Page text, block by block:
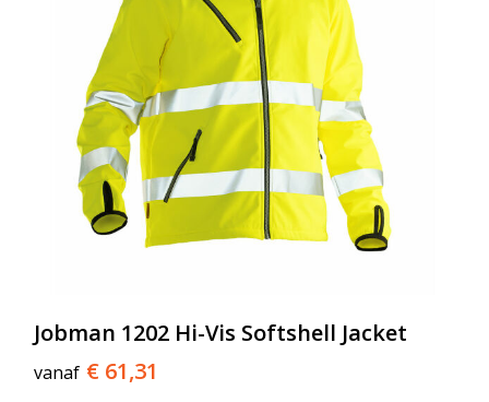
Jobman 1202 Hi-Vis Softshell Jacket
vanaf € 61,31